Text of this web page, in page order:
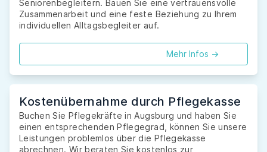
Seniorenbegleitern. Bauen Sie eine vertrauensvolle
Zusammenarbeit und eine feste Beziehung zu Ihrem
individuellen Alltagsbegleiter auf.
Mehr Infos ->
Kostenübernahme durch Pflegekasse
Buchen Sie Pflegekräfte in Augsburg und haben Sie
einen entsprechenden Pflegegrad, können Sie unsere
Leistungen problemlos über die Pflegekasse
abrechnen. Wir beraten Sie kostenlos zur